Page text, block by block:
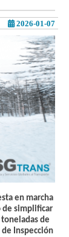
2026-01-07
en marcha
de simplificar
de
Inspección